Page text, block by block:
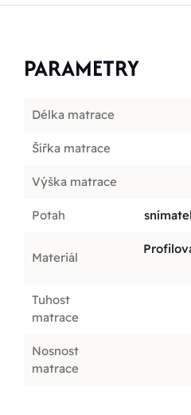
PARAMETRY
Délka matrace
Šířka matrace
Výška matrace
Potah
Materiál
Tuhost
matrace
Nosnost
matrace